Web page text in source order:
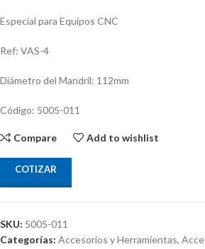
Especial para Equipos CNC
Ref: VAS-4
Diámetro del Mandril: 112mm
Código: 5005-011
Compare Add to wishlist
COTIZAR
SKU: 5005-011
Categorías: Accesorios y Herramientas,